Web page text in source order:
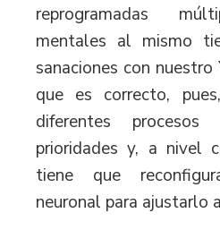
reprogramadas
mentales al mismo
sanaciones con nuestro
que es correcto,
diferentes procesos
prioridades y, a nivel
tiene que
neuronal para ajustarlo